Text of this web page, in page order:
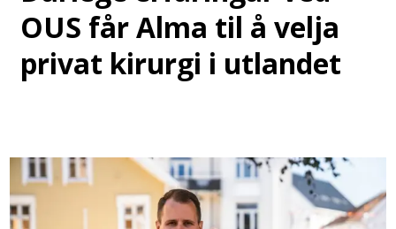
OUS får Alma til å velja
privat kirurgi i utlandet